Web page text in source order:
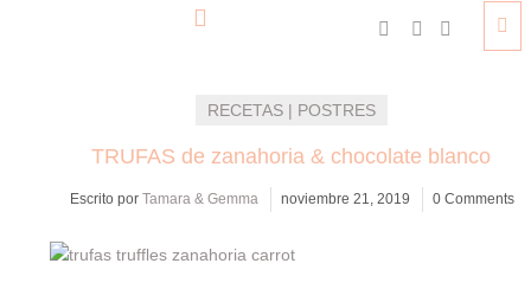
RECETAS | POSTRES
TRUFAS de zanahoria & chocolate blanco
Escrito porTamara & Gemma noviembre 21, 2019 0 Comments